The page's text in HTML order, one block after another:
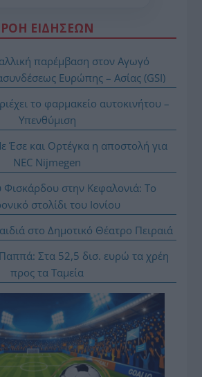
ΡΟΗ ΕΙΔΗΣΕΩΝ
παρέμβαση στον Αγωγό
Ευρώπης – Ασίας (GSI)
το φαρμακείο αυτοκινήτου –
Υπενθύμιση
Έσε και Ορτέγκα η αποστολή για
NEC Nijmegen
στην Κεφαλονιά: Το
στολίδι του Ιονίου
στο Δημοτικό Θέατρο Πειραιά
Στα 52,5 δισ. ευρώ τα χρέη
προς τα Ταμεία